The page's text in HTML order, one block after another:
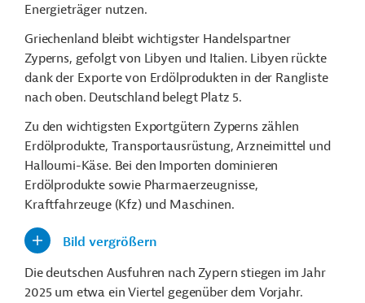
Energieträger nutzen.
Griechenland bleibt wichtigster Handelspartner
Zyperns, gefolgt von Libyen und Italien. Libyen rückte
dank der Exporte von Erdölprodukten in der Rangliste
nach oben. Deutschland belegt Platz 5.
Zu den wichtigsten Exportgütern Zyperns zählen
Erdölprodukte, Transportausrüstung, Arzneimittel und
Halloumi-Käse. Bei den Importen dominieren
Erdölprodukte sowie Pharmaerzeugnisse,
Kraftfahrzeuge (Kfz) und Maschinen.
Bild vergrößern
Die deutschen Ausfuhren nach Zypern stiegen im Jahr
2025 um etwa ein Viertel gegenüber dem Vorjahr.